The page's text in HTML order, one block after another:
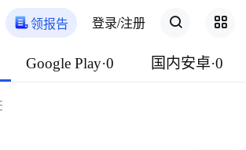
领报告 登录/注册
Google Play·0 国内安卓·0